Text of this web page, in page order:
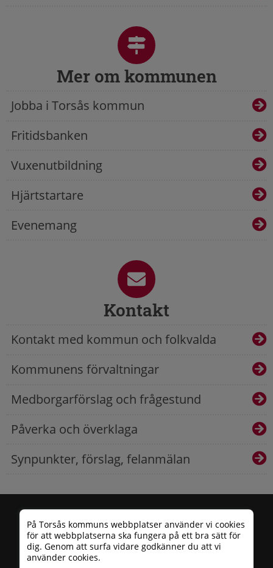
På Torsås kommuns webbplatser använder vi cookies
för att webbplatserna ska fungera på ett bra sätt för
dig. Genom att surfa vidare godkänner du att vi
använder cookies.
Mer om kommunen
Jobba i Torsås kommun
Fritidsbanken
Vuxenutbildning
Hjärtstartare
Evenemang
Kontakt
Kontakt med kommun och folkvalda
Kommunens förvaltningar
Medborgarförslag och frågestund
Påverka och överklaga
Synpunkter, förslag, felanmälan